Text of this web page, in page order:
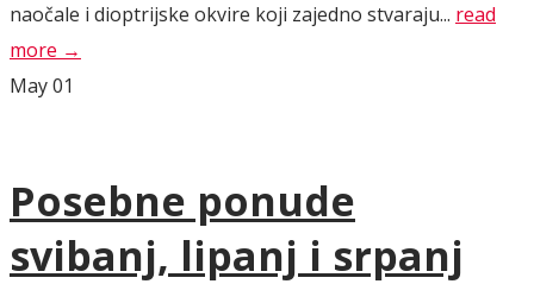
naočale i dioptrijske okvire koji zajedno stvaraju... read
more →
May01
Posebne ponude
svibanj, lipanj i srpanj